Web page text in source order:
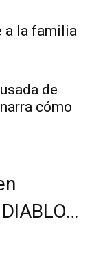
a la familia
de
cómo